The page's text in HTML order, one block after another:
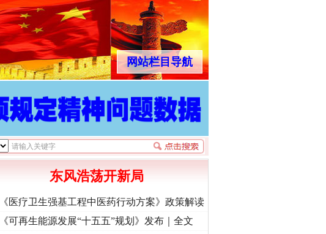
网站栏目导航
东风浩荡开新局
《医疗卫生强基工程中医药行动方案》政策解读
《可再生能源发展“十五五”规划》发布｜全文